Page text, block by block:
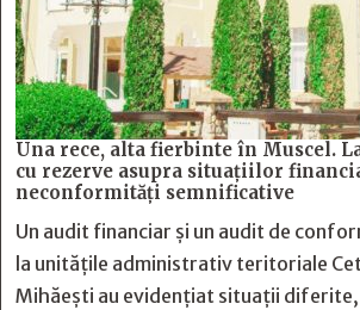
Una rece, alta fierbinte în Muscel.
cu rezerve asupra situaţiilor
neconformităţi semnificative
Un audit financiar și un audit de
la unitățile administrativ teritoriale
Mihăești au evidențiat situații